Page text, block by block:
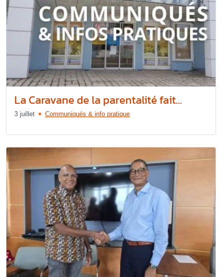
La Caravane de la parentalité fait...
3 juillet Communiqués & info pratique